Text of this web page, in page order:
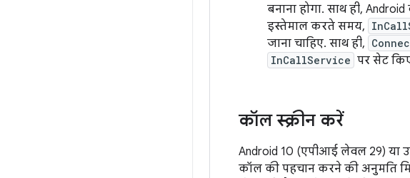
बनाना होगा. साथ ही,
इस्तेमाल करते समय,
जाना चाहिए. साथ ही,
InCallService पर सेट
कॉल स्क्रीन करें
Android 10 (एपीआई लेवल 29) या
कॉल की पहचान करने की अनुमति